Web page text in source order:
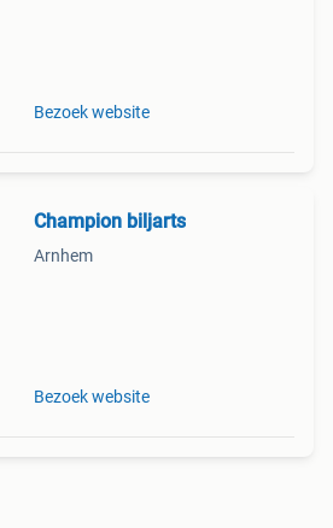
Bezoek website
Champion biljarts
Arnhem
Bezoek website